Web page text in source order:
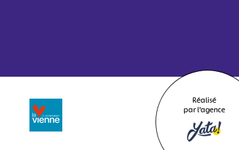
Réalisé
par l'agence